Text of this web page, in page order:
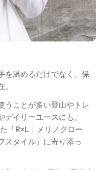
を温めるだけでなく、保
うことが多い登山やトレ
イリーユースにも。
「R×L｜メリノグロー
スタイル」に寄り添っ